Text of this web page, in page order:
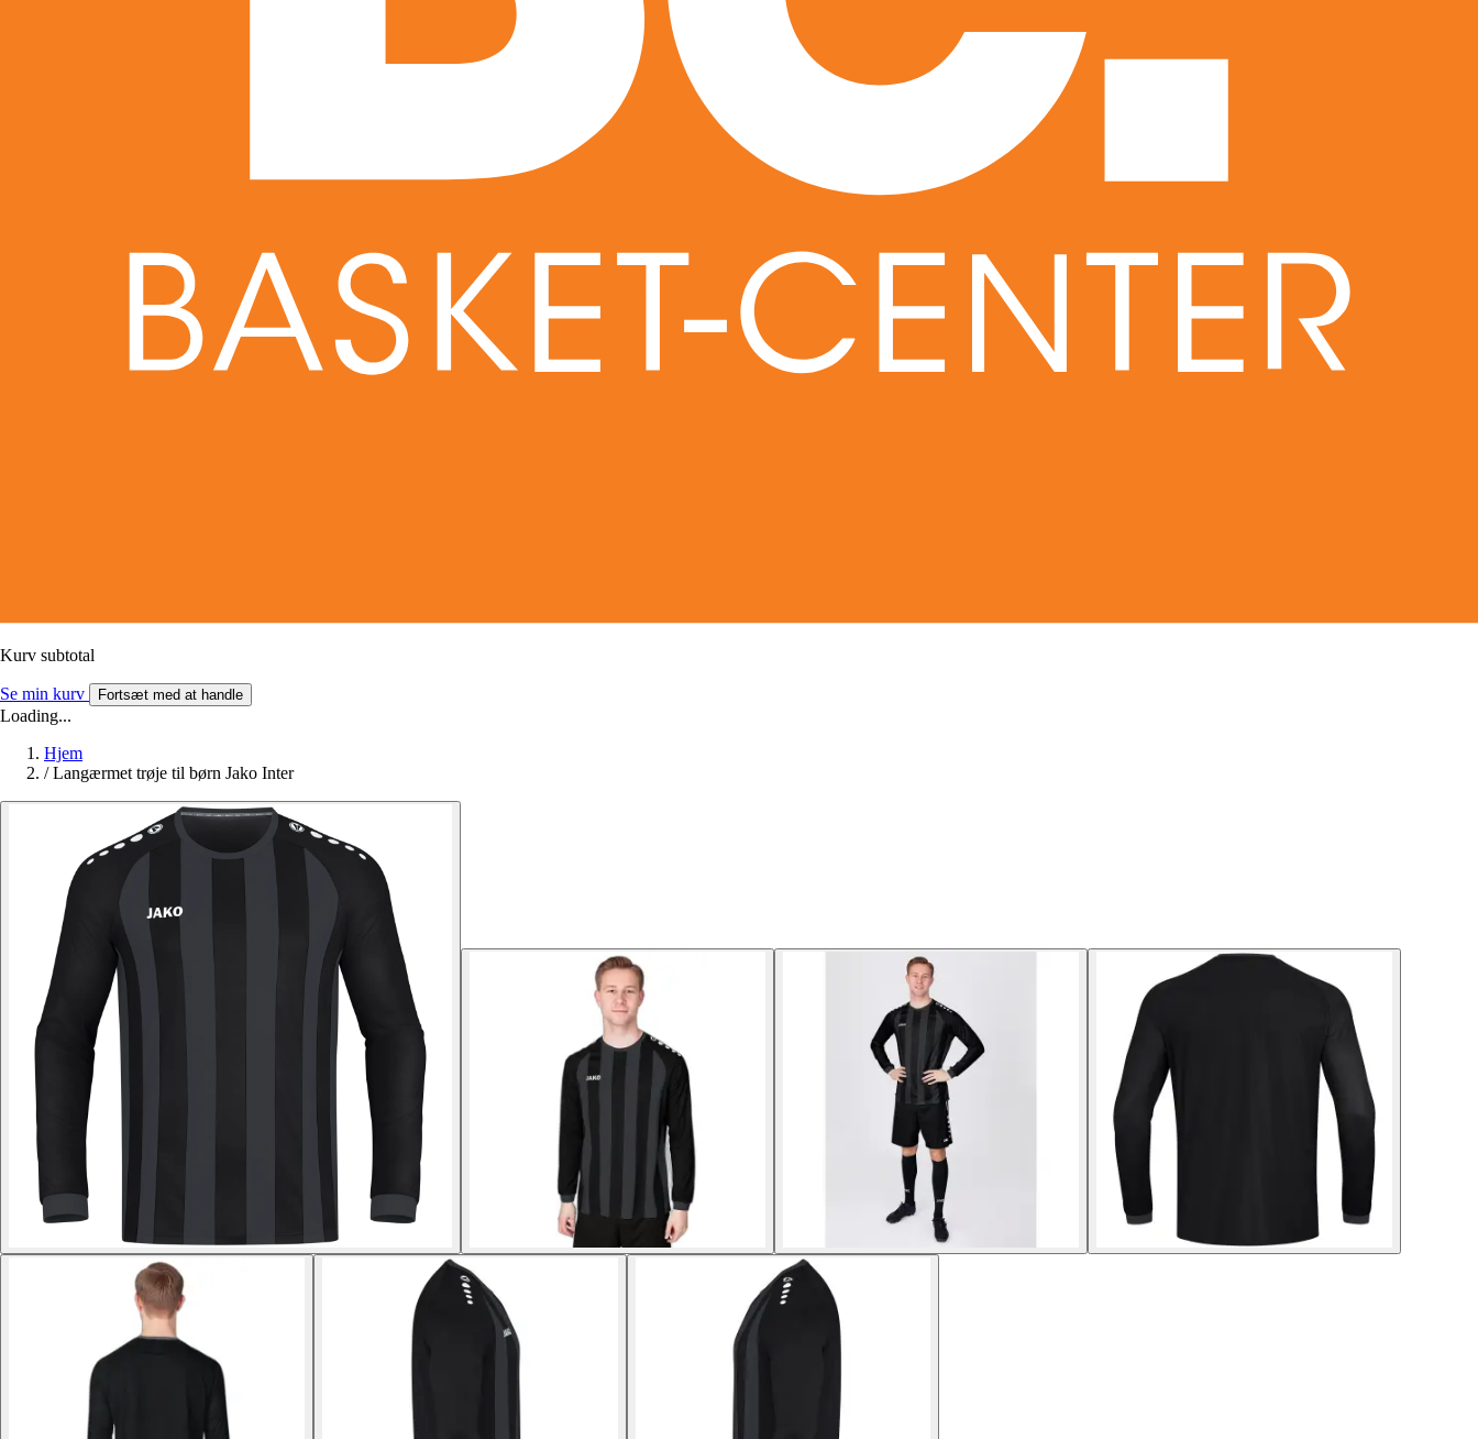
Kurv subtotal
Se min kurv Fortsæt med at handle
Loading...
Hjem
/ Langærmet trøje til børn Jako Inter